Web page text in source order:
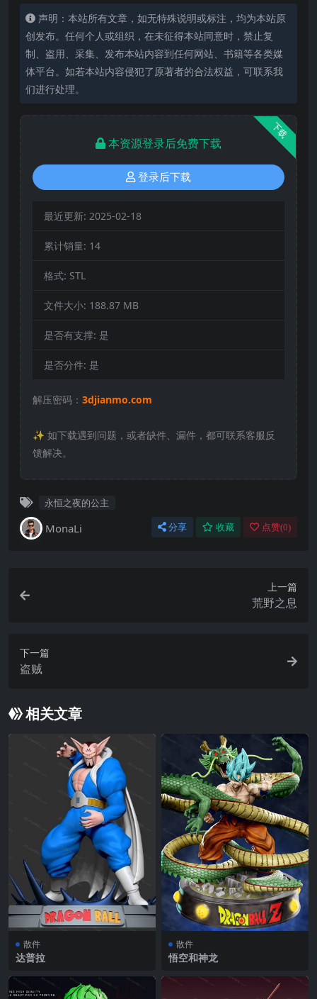
声明：本站所有文章，如无特殊说明或标注，均为本站原
创发布。任何个人或组织，在未征得本站同意时，禁止复
制、盗用、采集、发布本站内容到任何网站、书籍等各类媒
体平台。如若本站内容侵犯了原著者的合法权益，可联系我
们进行处理。
下载
本资源登录后免费下载
登录后下载
最近更新: 2025-02-18
累计销量: 14
格式: STL
文件大小: 188.87 MB
是否有支撑: 是
是否分件: 是
解压密码： 3djianmo.com
✨️ 如下载遇到问题，或者缺件、漏件，都可联系客服反
馈解决。
永恒之夜的公主
MonaLi 分享 收藏 点赞(0)
上一篇
荒野之息
下一篇
盗贼
相关文章
散件
达普拉
散件
悟空和神龙